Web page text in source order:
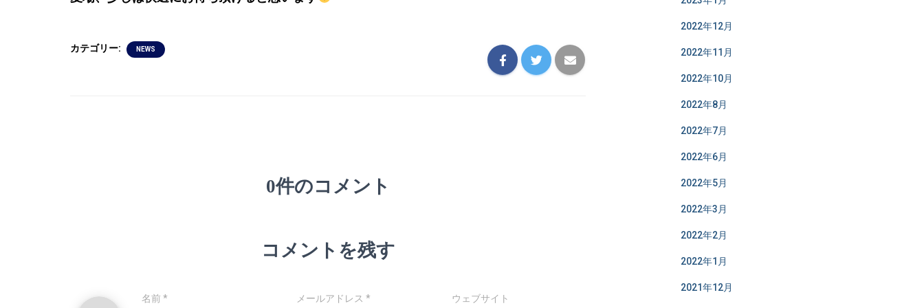
カテゴリー: NEWS
0件のコメント
コメントを残す
名前* メールアドレス* ウェブサイト
2022年12月
2022年11月
2022年10月
2022年8月
2022年7月
2022年6月
2022年5月
2022年3月
2022年2月
2022年1月
2021年12月